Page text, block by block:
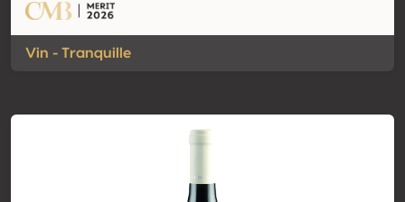
Vin - Tranquille